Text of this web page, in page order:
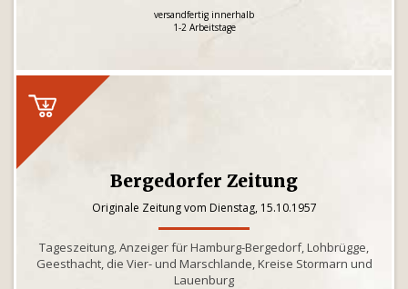
versandfertig innerhalb
1-2 Arbeitstage
Bergedorfer Zeitung
Originale Zeitung vom Dienstag, 15.10.1957
Tageszeitung, Anzeiger für Hamburg-Bergedorf, Lohbrügge,
Geesthacht, die Vier- und Marschlande, Kreise Stormarn und
Lauenburg